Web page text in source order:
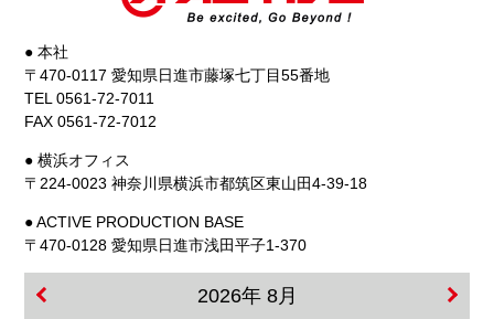
● 本社
〒470-0117 愛知県日進市藤塚七丁目55番地
TEL 0561-72-7011
FAX 0561-72-7012
● 横浜オフィス
〒224-0023 神奈川県横浜市都筑区東山田4-39-18
● ACTIVE PRODUCTION BASE
〒470-0128 愛知県日進市浅田平子1-370
2026年 8月